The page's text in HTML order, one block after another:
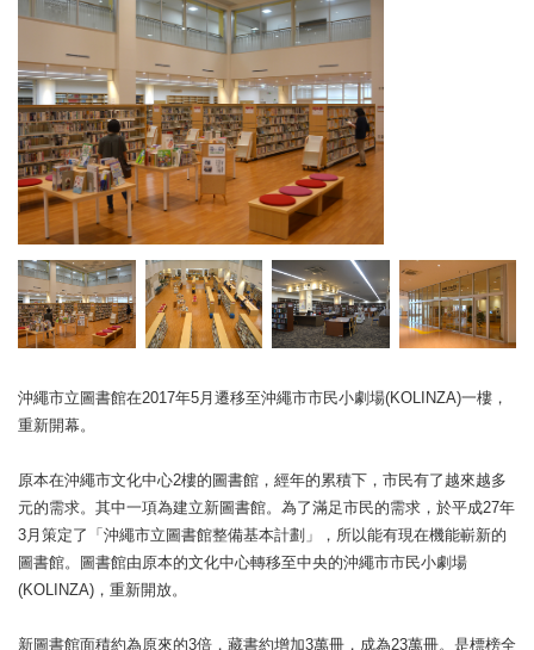
沖繩市立圖書館在2017年5月遷移至沖繩市市民小劇場(KOLINZA)一樓，
重新開幕。
原本在沖繩市文化中心2樓的圖書館，經年的累積下，市民有了越來越多
元的需求。其中一項為建立新圖書館。為了滿足市民的需求，於平成27年
3月策定了「沖繩市立圖書館整備基本計劃」，所以能有現在機能嶄新的
圖書館。圖書館由原本的文化中心轉移至中央的沖繩市市民小劇場
(KOLINZA)，重新開放。
新圖書館面積約為原來的3倍，藏書約增加3萬冊，成為23萬冊。是標榜全